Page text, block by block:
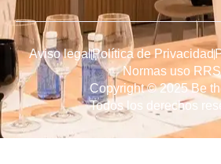
Copyright © 2025 Be
Todos los derechos
Aviso legalPolítica de Privacidad
Normas uso